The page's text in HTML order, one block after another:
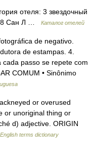
отеля: 3 звездочный
Сан Л …
Каталог отелей
de negativo.
de estampas. 4.
passo se repete com
COMUM • Sinônimo
or overused
or unoriginal thing or
d) adjective. ORIGIN
English terms dictionary